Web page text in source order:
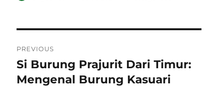
pos
PREVIOUS
Previous
post:
Si Burung Prajurit Dari Timur:
Mengenal Burung Kasuari